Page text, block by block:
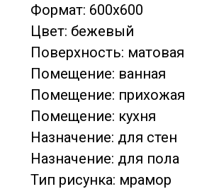
Формат: 600x600
Цвет: бежевый
Поверхность: матовая
Помещение: ванная
Помещение: прихожая
Помещение: кухня
Назначение: для стен
Назначение: для пола
Тип рисунка: мрамор